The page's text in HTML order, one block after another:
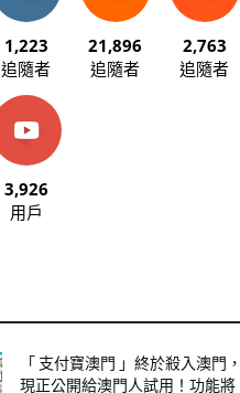
1,223
追隨者
21,896
追隨者
2,763
追隨者
3,926
用戶
「 支付寶澳門 」終於殺入澳門，
現正公開給澳門人試用！功能將